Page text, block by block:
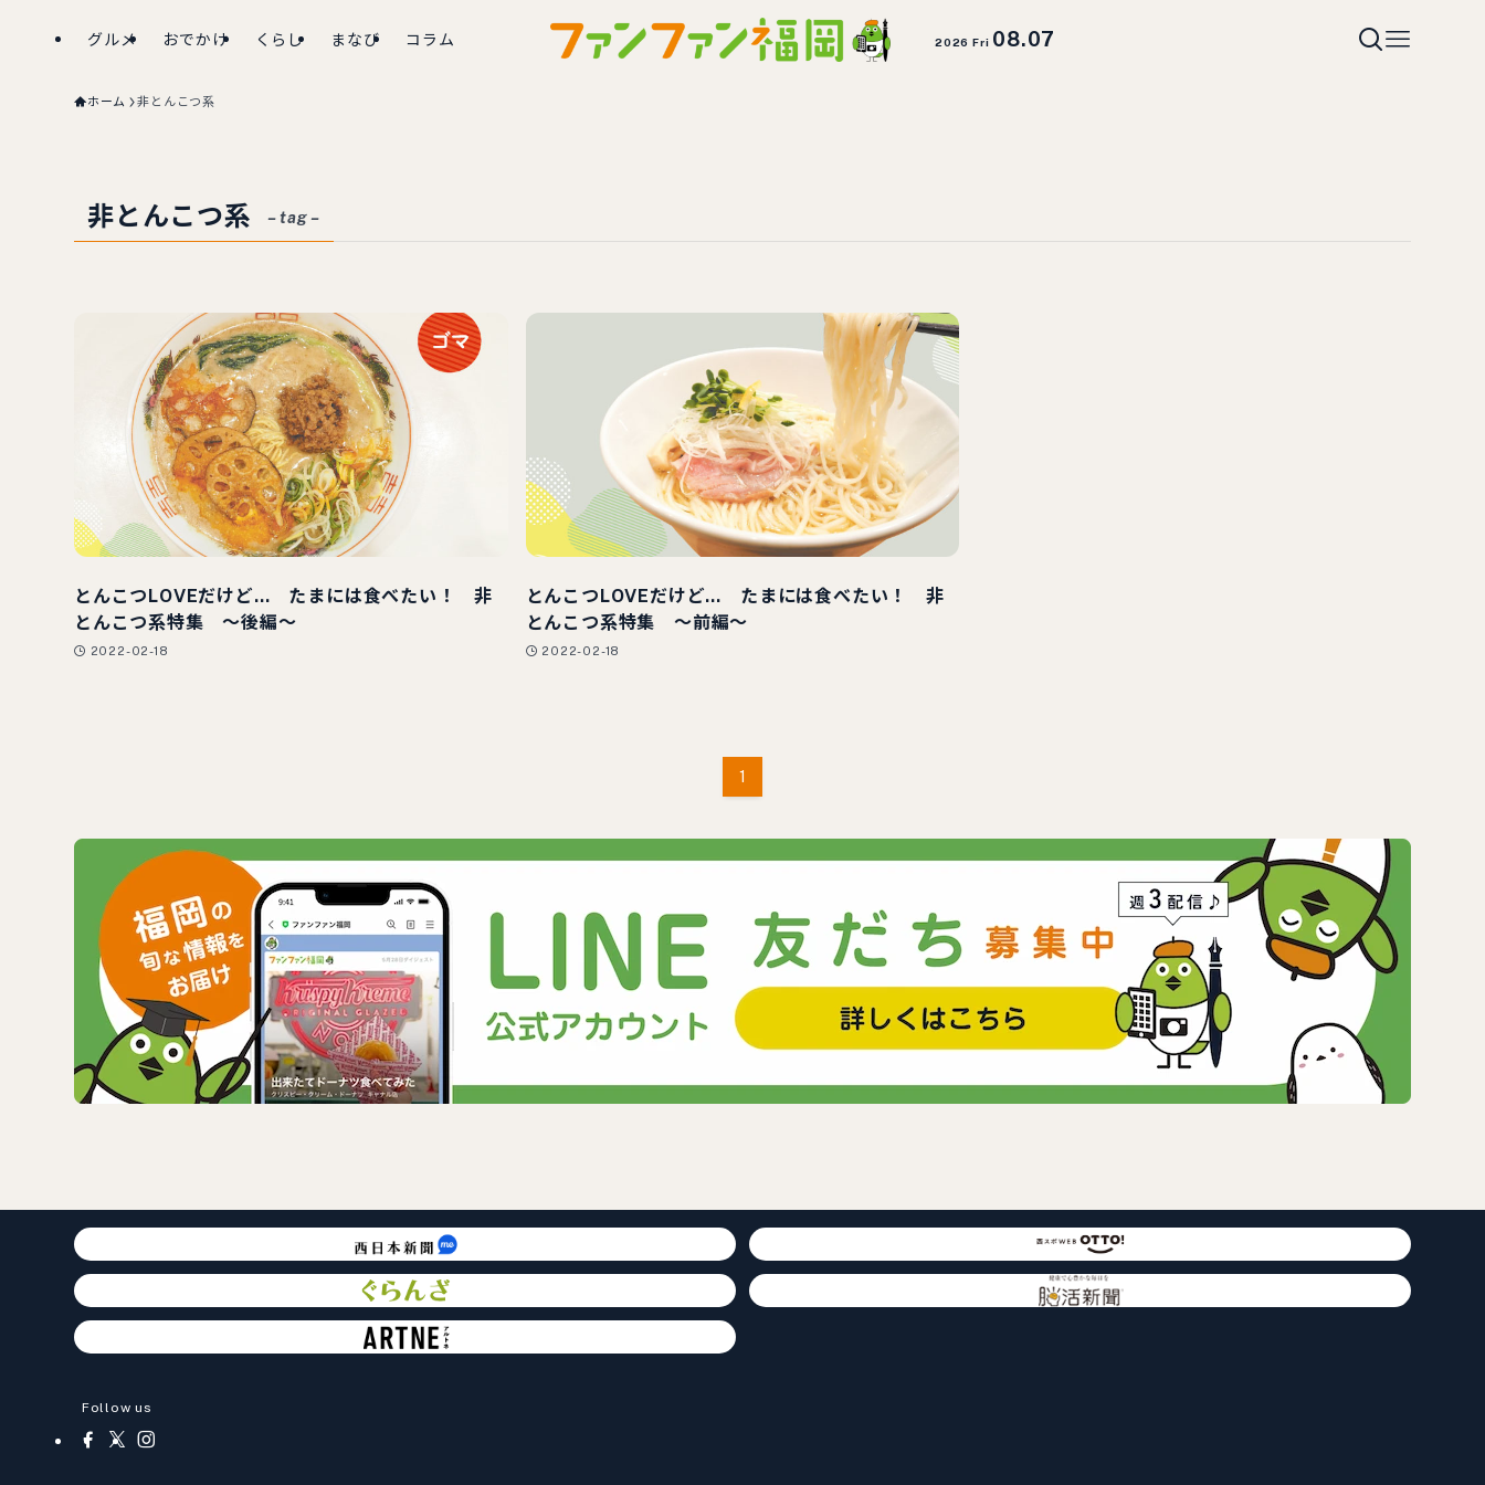
グルメ おでかけ くらし まなび コラム 2026 Fri 08.07
ホーム 非とんこつ系
非とんこつ系 – tag –
とんこつLOVEだけど… たまには食べたい！ 非
とんこつ系特集 ～後編～
2022-02-18
とんこつLOVEだけど… たまには食べたい！ 非
とんこつ系特集 ～前編～
2022-02-18
1
Follow us